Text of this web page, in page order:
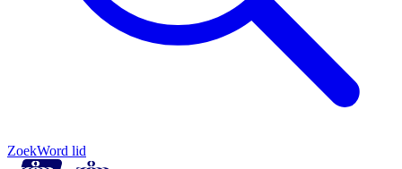
ZoekWord lid